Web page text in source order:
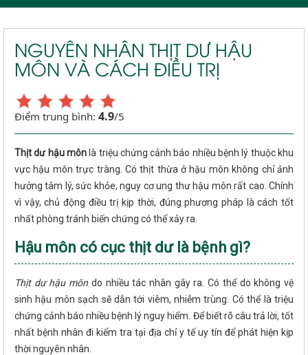
NGUYÊN NHÂN THỊT DƯ HẬU
MÔN VÀ CÁCH ĐIỀU TRỊ
Điểm trung bình: 4.9/5
Thịt dư hậu mônlà triệu chứng cảnh báo nhiều bệnh lý thuộc khu
vực hậu môn trực tràng. Có thịt thừa ở hậu môn không chỉ ảnh
hưởng tâm lý, sức khỏe, nguy cơ ung thư hậu môn rất cao. Chính
vì vậy, chủ động điều trị kịp thời, đúng phương pháp là cách tốt
nhất phòng tránh biến chứng có thể xảy ra.
Hậu môn có cục thịt dư là bệnh gì?
Thịt dư hậu môn do nhiều tác nhân gây ra. Có thể do không vệ
sinh hậu môn sạch sẽ dẫn tới viêm, nhiễm trùng. Có thể là triệu
chứng cảnh báo nhiều bệnh lý nguy hiểm. Để biết rõ câu trả lời, tốt
nhất bệnh nhân đi kiểm tra tại địa chỉ y tế uy tín để phát hiện kịp
thời nguyên nhân.